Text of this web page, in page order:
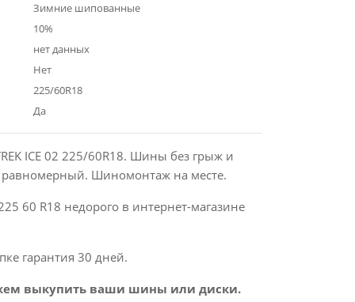
Зимние шипованные
10%
нет данных
Нет
225/60R18
Да
ICE 02 225/60R18. Шины без грыж и
равномерный. Шиномонтаж на месте.
60 R18 недорого в интернет-магазине
гарантия 30 дней.
выкупить ваши шины или диски.